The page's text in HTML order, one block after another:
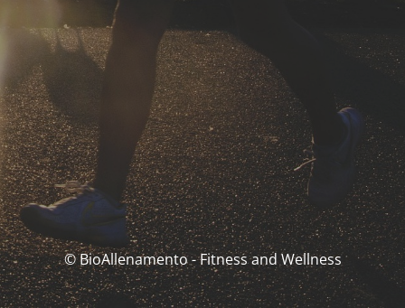
© BioAllenamento - Fitness and Wellness